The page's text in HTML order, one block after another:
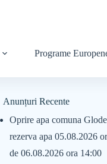
Programe
Anunțuri Recente
Oprire apa comuna
rezerva apa 05.08.2026
de 06.08.2026 ora 14:00